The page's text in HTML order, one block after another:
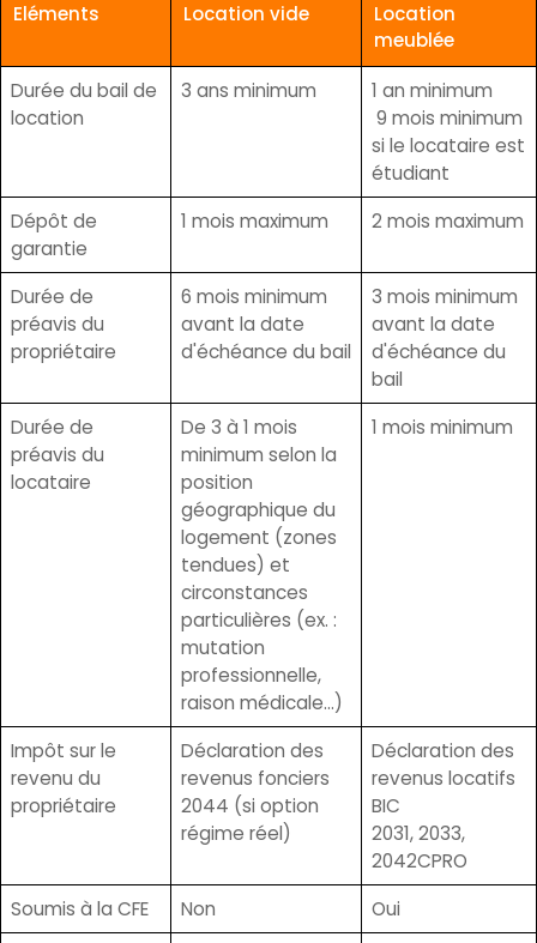
Eléments Location vide
Location
meublée
Durée du bail de
location
3 ans minimum
1 an minimum
9 mois minimum
si le locataire est
étudiant
Dépôt de
garantie
1 mois maximum 2 mois maximum
Durée de
préavis du
propriétaire
6 mois minimum
avant la date
d'échéance du bail
3 mois minimum
avant la date
d'échéance du
bail
Durée de
préavis du
locataire
De 3 à 1 mois
minimum selon la
position
géographique du
logement (zones
tendues) et
circonstances
particulières (ex. :
mutation
professionnelle,
raison médicale…)
1 mois minimum
Impôt sur le
revenu du
propriétaire
Déclaration des
revenus fonciers
2044 (si option
régime réel)
Déclaration des
revenus locatifs
BIC
2031, 2033,
2042CPRO
Soumis à la CFE
Non
Oui